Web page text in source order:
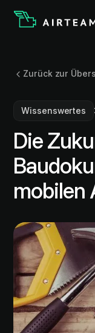
Zurück zur
Wissenswertes
Die
mobilen